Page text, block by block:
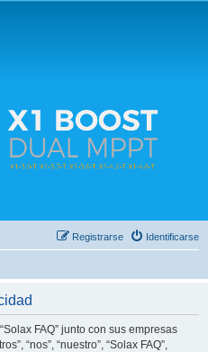
solares Solax y temas relacionados.
Identificarse
Registrarse
FAQ” junto con sus empresas
“nos”, “nuestro”, “Solax FAQ”,